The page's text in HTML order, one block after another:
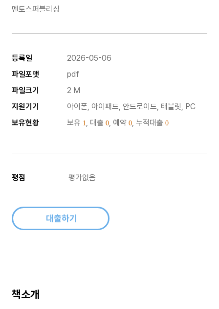
멘토스퍼블리싱
등록일
2026-05-06
파일포맷
pdf
파일크기
2 M
지원기기
아이폰, 아이패드, 안드로이드, 태블릿, PC
보유현황
보유 1 , 대출 0 , 예약 0 , 누적대출 0
평점 평가없음
대출하기
책소개